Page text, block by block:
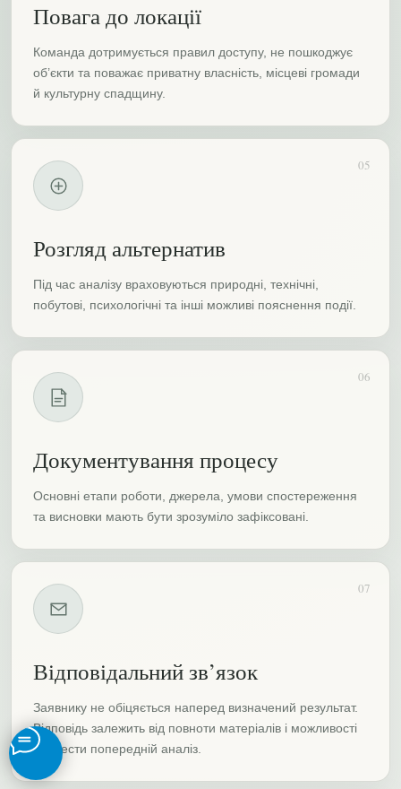
Повага до локації
Команда дотримується правил доступу, не пошкоджує
об’єкти та поважає приватну власність, місцеві громади
й культурну спадщину.
05
Розгляд альтернатив
Під час аналізу враховуються природні, технічні,
побутові, психологічні та інші можливі пояснення події.
06
Документування процесу
Основні етапи роботи, джерела, умови спостереження
та висновки мають бути зрозуміло зафіксовані.
07
Відповідальний зв’язок
Заявнику не обіцяється наперед визначений результат.
Відповідь залежить від повноти матеріалів і можливості
провести попередній аналіз.